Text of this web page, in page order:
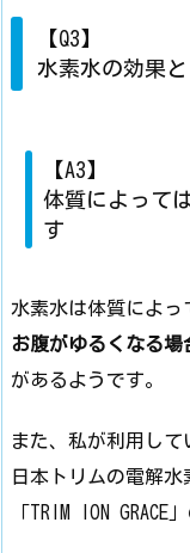
【Q3】
水素水の効果
【A3】
体質によって
す
水素水は体質によっ
お腹がゆるくなる場
があるようです。
また、私が利用して
日本トリムの電解水
「TRIM ION GRACE